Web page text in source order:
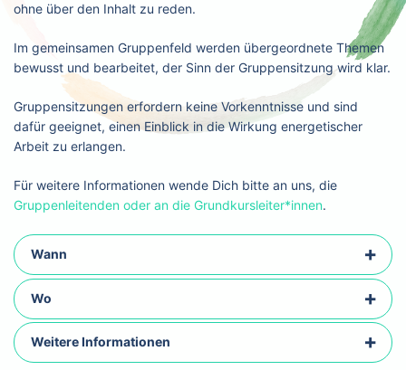
ohne über den Inhalt zu reden.
Im gemeinsamen Gruppenfeld werden übergeordnete Themen
bewusst und bearbeitet, der Sinn der Gruppensitzung wird klar.
Gruppensitzungen erfordern keine Vorkenntnisse und sind
dafür geeignet, einen Einblick in die Wirkung energetischer
Arbeit zu erlangen.
Für weitere Informationen wende Dich bitte an uns, die
Gruppenleitenden oder an die Grundkursleiter*innen.
Wann
Wo
Weitere Informationen